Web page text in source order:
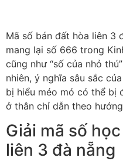
Mã số bán đất hòa liên 3
mang lại số 666 trong
cũng như “số của nhỏ
nhiên, ý nghĩa sâu sắc
bị hiểu méo mó có thể bị
ở thân chỉ dẫn theo
Giải mã số
liên 3 đà nẵng